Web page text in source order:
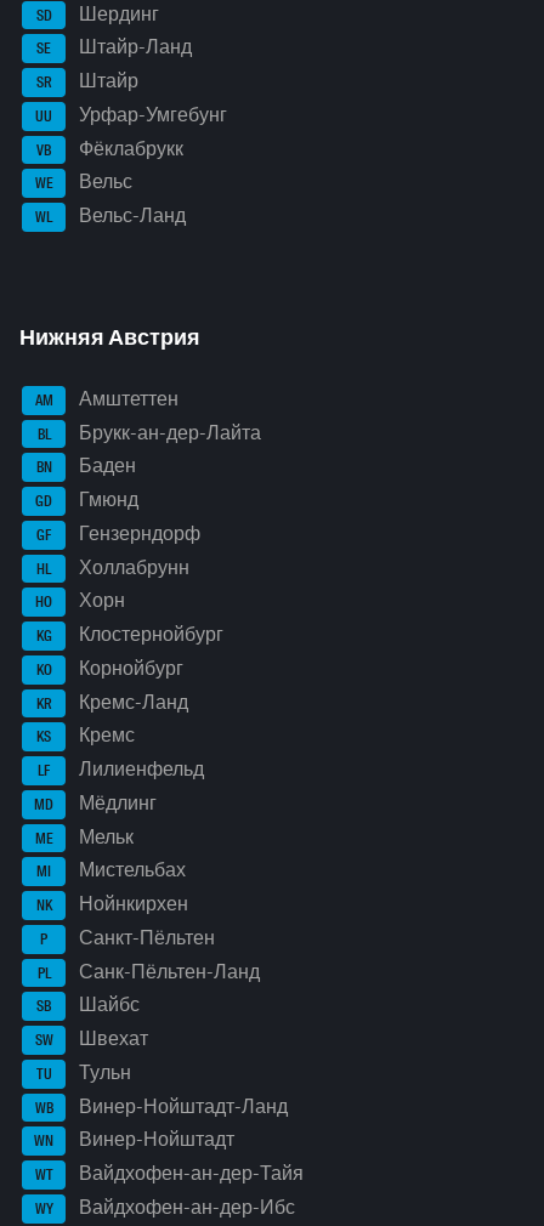
SD Шердинг
SE Штайр-Ланд
SR Штайр
UU Урфар-Умгебунг
VB Фёклабрукк
WE Вельс
WL Вельс-Ланд
Нижняя Австрия
AM Амштеттен
BL Брукк-ан-дер-Лайта
BN Баден
GD Гмюнд
GF Гензерндорф
HL Холлабрунн
HO Хорн
KG Клостернойбург
KO Корнойбург
KR Кремс-Ланд
KS Кремс
LF Лилиенфельд
MD Мёдлинг
ME Мельк
MI Мистельбах
NK Нойнкирхен
P Санкт-Пёльтен
PL Санк-Пёльтен-Ланд
SB Шайбс
SW Швехат
TU Тульн
WB Винер-Нойштадт-Ланд
WN Винер-Нойштадт
WT Вайдхофен-ан-дер-Тайя
WY Вайдхофен-ан-дер-Ибс